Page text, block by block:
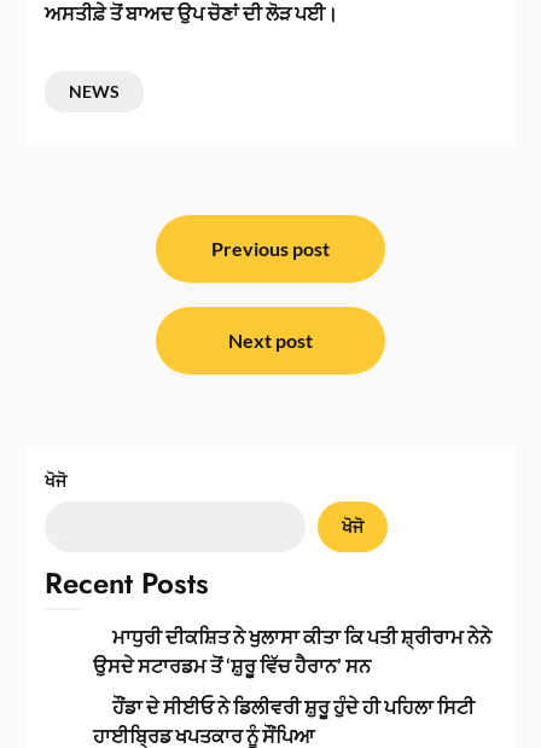
ਅਸਤੀਫ਼ੇ ਤੋਂ ਬਾਅਦ ਉਪ ਚੋਣਾਂ ਦੀ ਲੋੜ ਪਈ।
NEWS
Previous post
Next post
ਖੋਜੋ
ਖੋਜੋ
Recent Posts
ਮਾਧੁਰੀ ਦੀਕਸ਼ਿਤ ਨੇ ਖੁਲਾਸਾ ਕੀਤਾ ਕਿ ਪਤੀ ਸ਼੍ਰੀਰਾਮ ਨੇਨੇ
ਉਸਦੇ ਸਟਾਰਡਮ ਤੋਂ ‘ਸ਼ੁਰੂ ਵਿੱਚ ਹੈਰਾਨ’ ਸਨ
ਹੌਂਡਾ ਦੇ ਸੀਈਓ ਨੇ ਡਿਲੀਵਰੀ ਸ਼ੁਰੂ ਹੁੰਦੇ ਹੀ ਪਹਿਲਾ ਸਿਟੀ
ਹਾਈਬ੍ਰਿਡ ਖਪਤਕਾਰ ਨੂੰ ਸੌਂਪਿਆ